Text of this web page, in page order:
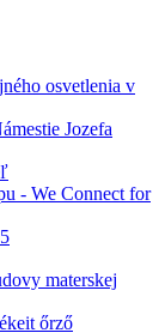
osvetlenia v
Jozefa
- We Connect for
materskej
őrző